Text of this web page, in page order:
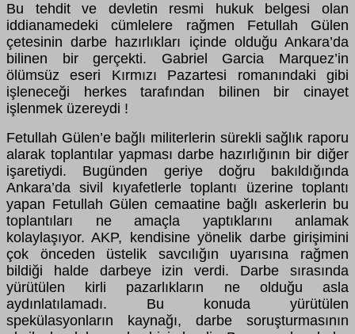
Bu tehdit ve devletin resmi hukuk belgesi olan
iddianamedeki cümlelere rağmen Fetullah Gülen
çetesinin darbe hazırlıkları içinde olduğu Ankara’da
bilinen bir gerçekti. Gabriel Garcia Marquez’in
ölümsüz eseri Kırmızı Pazartesi romanındaki gibi
işleneceği herkes tarafından bilinen bir cinayet
işlenmek üzereydi !
Fetullah Gülen’e bağlı militerlerin sürekli sağlık raporu
alarak toplantılar yapması darbe hazırlığının bir diğer
işaretiydi. Bugünden geriye doğru bakıldığında
Ankara’da sivil kıyafetlerle toplantı üzerine toplantı
yapan Fetullah Gülen cemaatine bağlı askerlerin bu
toplantıları ne amaçla yaptıklarını anlamak
kolaylaşıyor. AKP, kendisine yönelik darbe girişimini
çok önceden üstelik savcılığın uyarısına rağmen
bildiği halde darbeye izin verdi. Darbe sırasında
yürütülen kirli pazarlıkların ne olduğu asla
aydınlatılamadı. Bu konuda yürütülen
spekülasyonların kaynağı, darbe soruşturmasının